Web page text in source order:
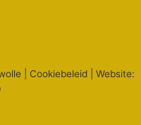
| Cookiebeleid | Website: